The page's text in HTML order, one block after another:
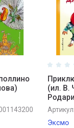
(ил. В.
Родари
Артикул:
Эксмо